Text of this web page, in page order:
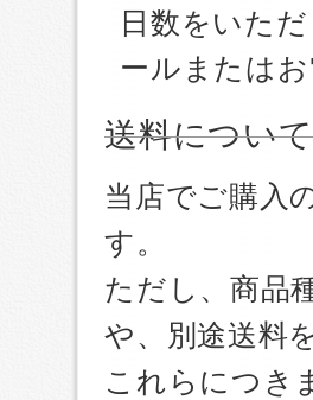
日数をいた
ールまたは
送料について
当店でご購入
す。
ただし、商品
や、別途送料
これらにつき